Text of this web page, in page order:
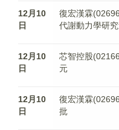
12月10
日
復宏漢霖
代謝動力學研
12月10
日
芯智控股
元
12月10
日
復宏漢霖
批